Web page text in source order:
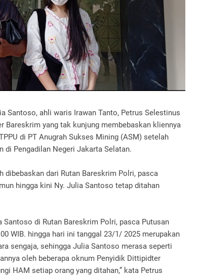
Santoso, ahli waris Irawan Tanto, Petrus Selestinus
yang tak kunjung membebaskan kliennya
di PT Anugrah Sukses Mining (ASM) setelah
di Pengadilan Negeri Jakarta Selatan.
dibebaskan dari Rutan Bareskrim Polri, pasca
hingga kini Ny. Julia Santoso tetap ditahan
Santoso di Rutan Bareskrim Polri, pasca Putusan
WIB. hingga hari ini tanggal 23/1/ 2025 merupakan
sengaja, sehingga Julia Santoso merasa seperti
oleh beberapa oknum Penyidik Dittipidter
HAM setiap orang yang ditahan,” kata Petrus